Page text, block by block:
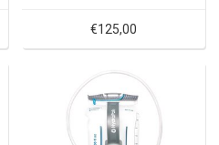
€125,00